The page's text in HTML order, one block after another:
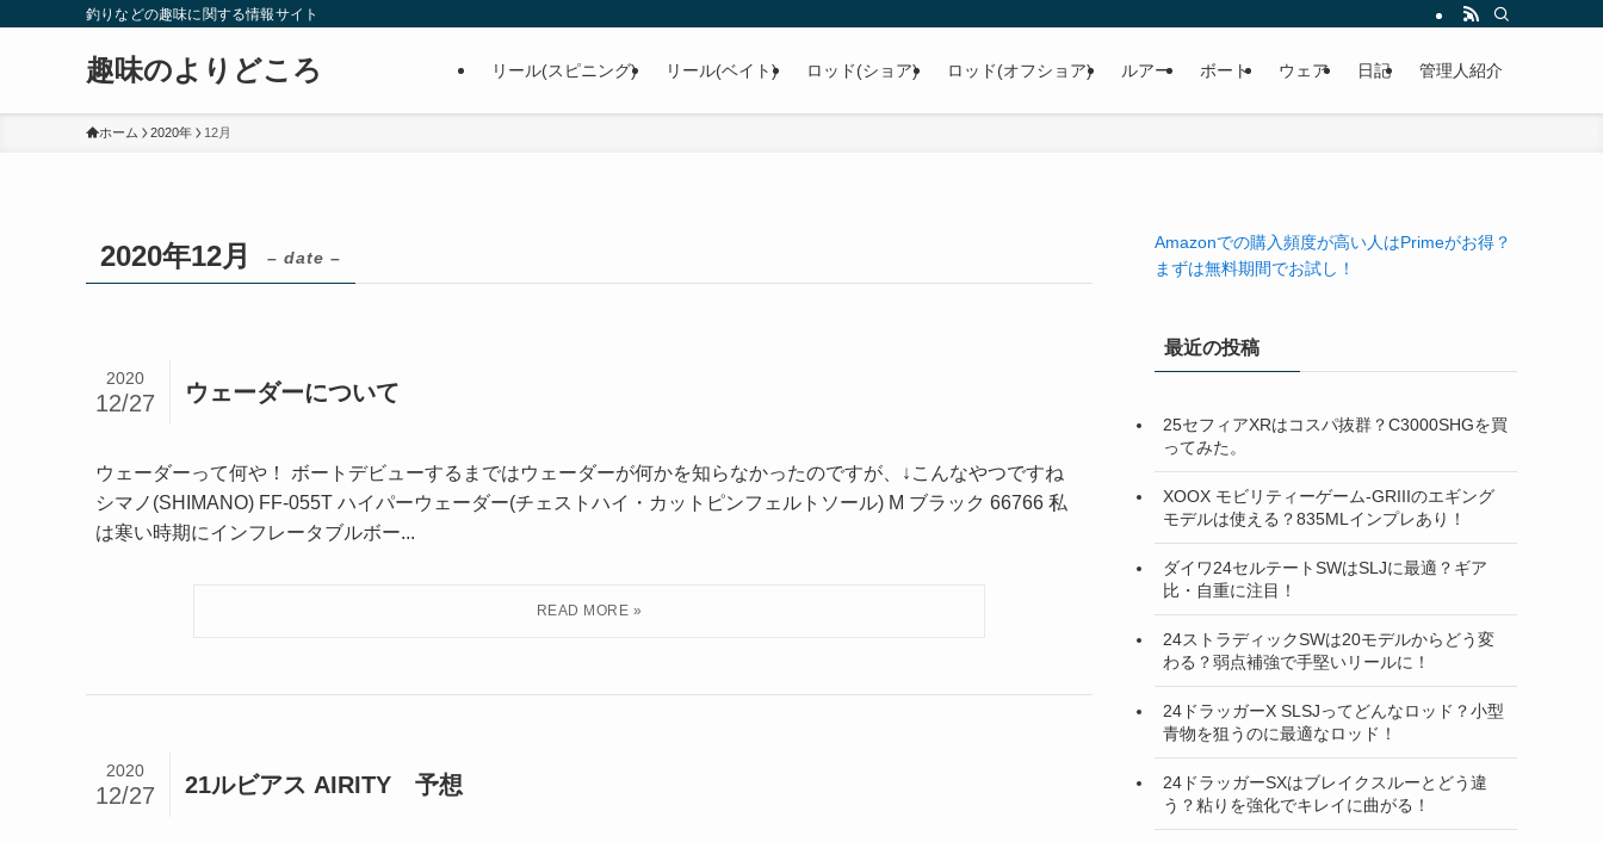
釣りなどの趣味に関する情報サイト
趣味のよりどころ リール(スピニング) リール(ベイト) ロッド(ショア) ロッド(オフショア) ルアー ボート ウェア 日記 管理人紹介
ホーム 2020年 12月
2020年12月 – date –
ウェーダーについて
2020
12/27
ウェーダーって何や！ ボートデビューするまではウェーダーが何かを知らなかったのですが、↓こんなやつですね
シマノ(SHIMANO) FF-055T ハイパーウェーダー(チェストハイ・カットピンフェルトソール) M ブラック 66766 私
は寒い時期にインフレータブルボー...
21ルビアス AIRITY 予想
2020
12/27
Amazonでの購入頻度が高い人はPrimeがお得？
まずは無料期間でお試し！
最近の投稿
25セフィアXRはコスパ抜群？C3000SHGを買
ってみた。
XOOX モビリティーゲーム-GRIIIのエギング
モデルは使える？835MLインプレあり！
ダイワ24セルテートSWはSLJに最適？ギア
比・自重に注目！
24ストラディックSWは20モデルからどう変
わる？弱点補強で手堅いリールに！
24ドラッガーX SLSJってどんなロッド？小型
青物を狙うのに最適なロッド！
24ドラッガーSXはブレイクスルーとどう違
う？粘りを強化でキレイに曲がる！